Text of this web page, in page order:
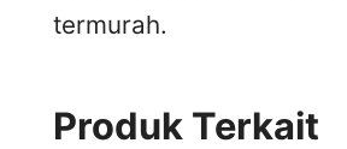
termurah.
Produk Terkait